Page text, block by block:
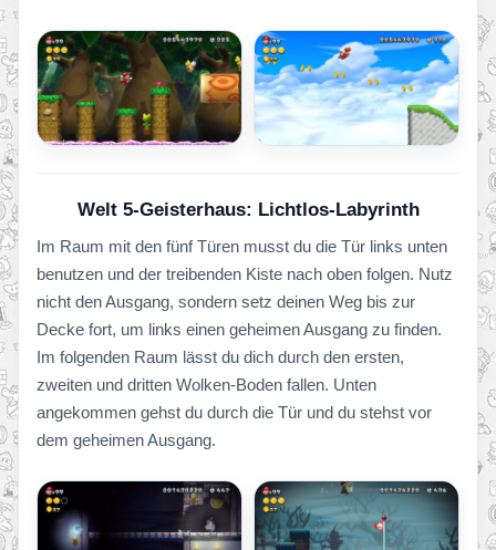
Welt 5-Geisterhaus: Lichtlos-Labyrinth
Im Raum mit den fünf Türen musst du die Tür links unten
benutzen und der treibenden Kiste nach oben folgen. Nutz
nicht den Ausgang, sondern setz deinen Weg bis zur
Decke fort, um links einen geheimen Ausgang zu finden.
Im folgenden Raum lässt du dich durch den ersten,
zweiten und dritten Wolken-Boden fallen. Unten
angekommen gehst du durch die Tür und du stehst vor
dem geheimen Ausgang.